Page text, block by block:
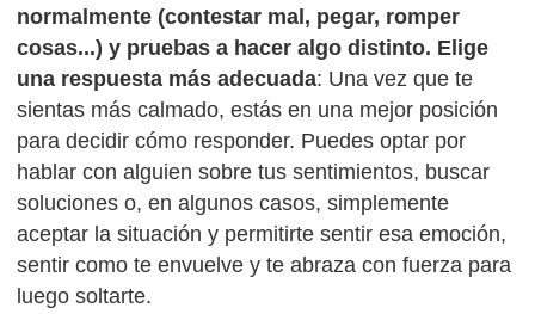
normalmente (contestar mal, pegar, romper
cosas...) y pruebas a hacer algo distinto. Elige
una respuesta más adecuada: Una vez que te
sientas más calmado, estás en una mejor posición
para decidir cómo responder. Puedes optar por
hablar con alguien sobre tus sentimientos, buscar
soluciones o, en algunos casos, simplemente
aceptar la situación y permitirte sentir esa emoción,
sentir como te envuelve y te abraza con fuerza para
luego soltarte.